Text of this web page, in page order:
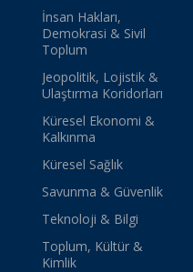
İnsan Hakları,
Demokrasi & Sivil
Toplum
Jeopolitik, Lojistik &
Ulaştırma Koridorları
Küresel Ekonomi &
Kalkınma
Küresel Sağlık
Savunma & Güvenlik
Teknoloji & Bilgi
Toplum, Kültür &
Kimlik